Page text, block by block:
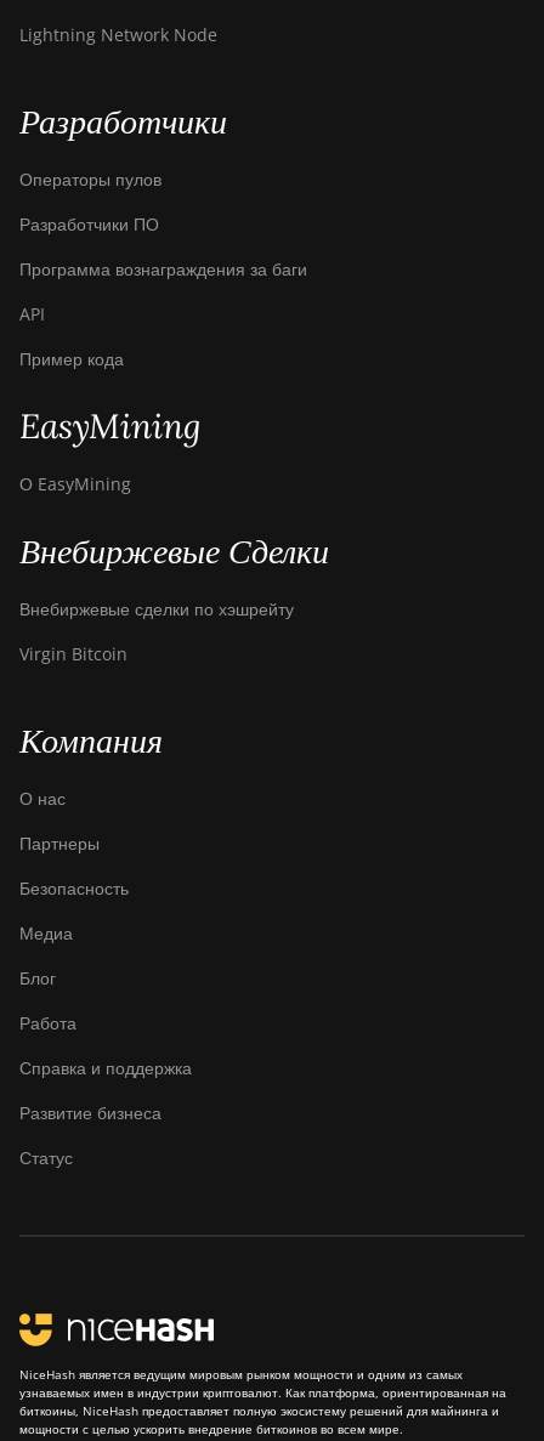
Lightning Network Node
Разработчики
Операторы пулов
Разработчики ПО
Программа вознаграждения за баги
API
Пример кода
EasyMining
О EasyMining
Внебиржевые Сделки
Внебиржевые сделки по хэшрейту
Virgin Bitcoin
Компания
О нас
Партнеры
Безопасность
Медиа
Блог
Работа
Справка и поддержка
Развитие бизнеса
Статус
NiceHash является ведущим мировым рынком мощности и одним из самых
узнаваемых имен в индустрии криптовалют. Как платформа, ориентированная на
биткоины, NiceHash предоставляет полную экосистему решений для майнинга и
мощности с целью ускорить внедрение биткоинов во всем мире.